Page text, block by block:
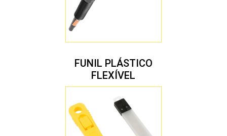
FUNIL PLÁSTICO
FLEXÍVEL